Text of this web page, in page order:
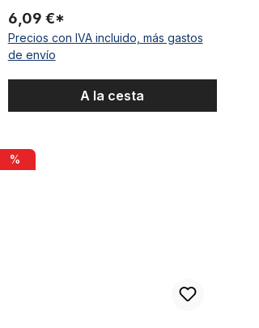
6,09 €*
Precios con IVA incluido, más gastos
de envío
A la cesta
Tija del manillar 25,4 - 22,2, eje de acero con
%